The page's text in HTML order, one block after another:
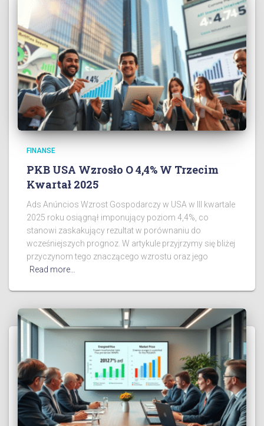
FINANSE
PKB USA Wzrosło O 4,4% W Trzecim
Kwartał 2025
Ads Anúncios Wzrost Gospodarczy w USA w III kwartale
2025 roku osiągnął imponujący poziom 4,4%, co
stanowi zaskakujący rezultat w porównaniu do
wcześniejszych prognoz. W artykule przyjrzymy się bliżej
przyczynom tego znaczącego wzrostu oraz jego
Read more…